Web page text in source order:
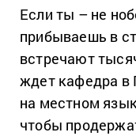
Если ты – не
прибываешь в
встречают
ждет кафедра в
на местном
чтобы